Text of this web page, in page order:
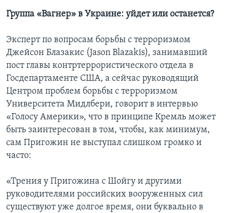
Группа «Вагнер» в Украине: уйдет или останется?
Эксперт по вопросам борьбы с терроризмом
Джейсон Блазакис (Jason Blazakis), занимавший
пост главы контртеррористического отдела в
Госдепартаменте США, а сейчас руководящий
Центром проблем борьбы с терроризмом
Университета Мидлбери, говорит в интервью
«Голосу Америки», что в принципе Кремль может
быть заинтересован в том, чтобы, как минимум,
сам Пригожин не выступал слишком громко и
часто:
«Трения у Пригожина с Шойгу и другими
руководителями российских вооруженных сил
существуют уже долгое время, они буквально в